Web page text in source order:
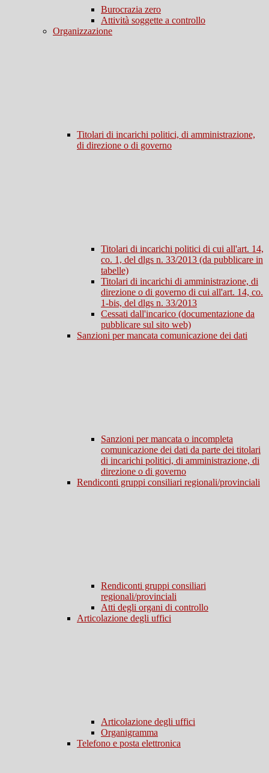
Burocrazia zero
Attività soggette a controllo
Organizzazione
Titolari di incarichi politici, di amministrazione,
di direzione o di governo
Titolari di incarichi politici di cui all'art. 14,
co. 1, del dlgs n. 33/2013 (da pubblicare in
tabelle)
Titolari di incarichi di amministrazione, di
direzione o di governo di cui all'art. 14, co.
1-bis, del dlgs n. 33/2013
Cessati dall'incarico (documentazione da
pubblicare sul sito web)
Sanzioni per mancata comunicazione dei dati
Sanzioni per mancata o incompleta
comunicazione dei dati da parte dei titolari
di incarichi politici, di amministrazione, di
direzione o di governo
Rendiconti gruppi consiliari regionali/provinciali
Rendiconti gruppi consiliari
regionali/provinciali
Atti degli organi di controllo
Articolazione degli uffici
Articolazione degli uffici
Organigramma
Telefono e posta elettronica